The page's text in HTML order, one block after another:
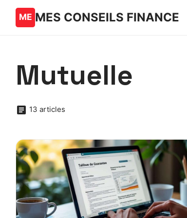
MES CONSEILS FINANCE
Mutuelle
13 articles